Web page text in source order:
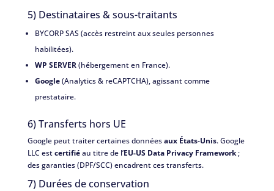
5) Destinataires & sous-traitants
BYCORP SAS (accès restreint aux seules personnes
habilitées).
WP SERVER(hébergement en France).
Google(Analytics & reCAPTCHA), agissant comme
prestataire.
6) Transferts hors UE
Google peut traiter certaines donnéesaux États-Unis. Google
LLC estcertifiéau titre de l’EU-US Data Privacy Framework;
des garanties (DPF/SCC) encadrent ces transferts.
7) Durées de conservation